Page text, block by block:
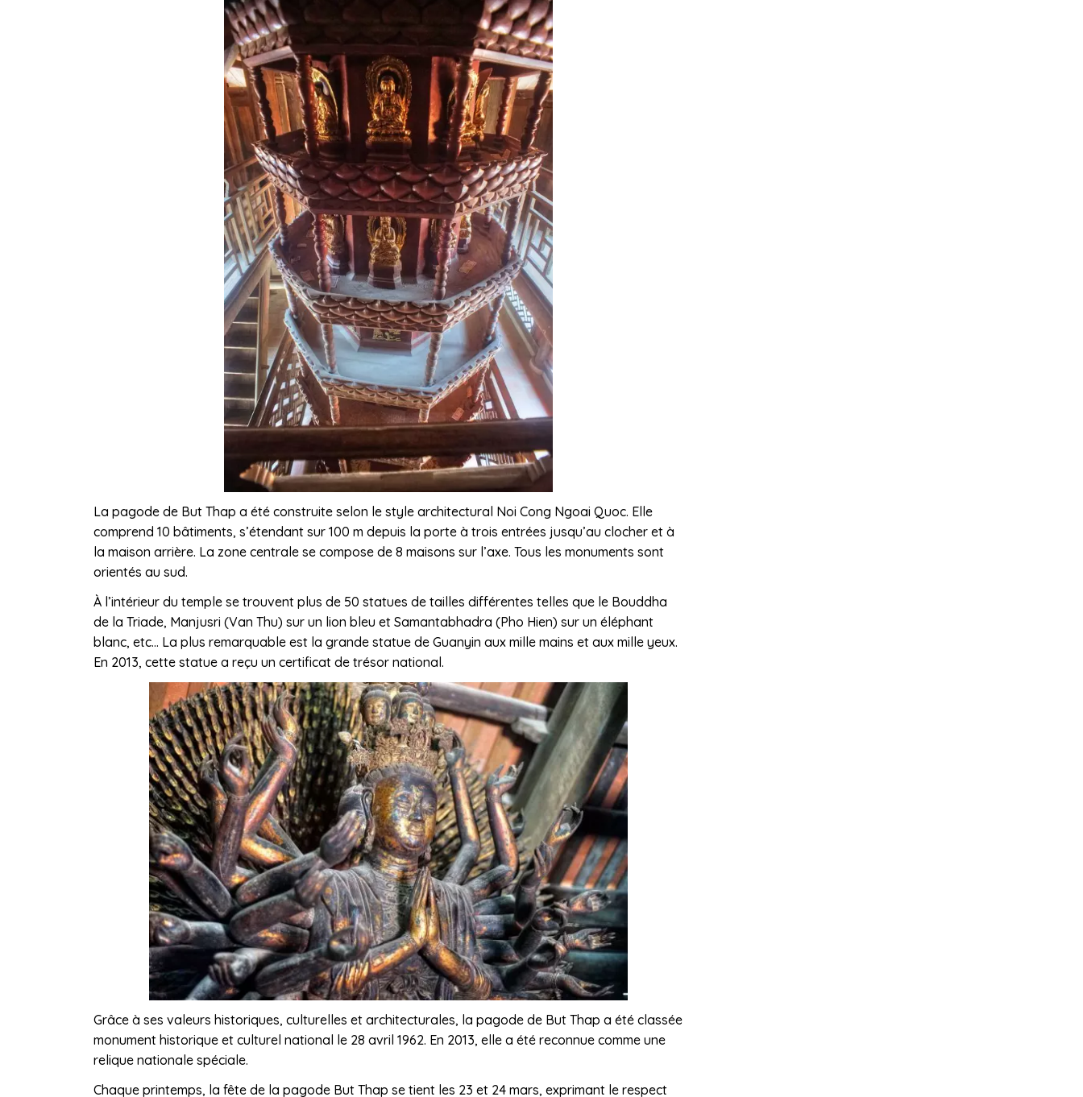
La pagode de But Thap a été construite selon le style architectural Noi Cong Ngoai Quoc. Elle
comprend 10 bâtiments, s’étendant sur 100 m depuis la porte à trois entrées jusqu’au clocher et à
la maison arrière. La zone centrale se compose de 8 maisons sur l’axe. Tous les monuments sont
orientés au sud.
À l’intérieur du temple se trouvent plus de 50 statues de tailles différentes telles que le Bouddha
de la Triade, Manjusri (Van Thu) sur un lion bleu et Samantabhadra (Pho Hien) sur un éléphant
blanc, etc… La plus remarquable est la grande statue de Guanyin aux mille mains et aux mille yeux.
En 2013, cette statue a reçu un certificat de trésor national.
Grâce à ses valeurs historiques, culturelles et architecturales, la pagode de But Thap a été classée
monument historique et culturel national le 28 avril 1962. En 2013, elle a été reconnue comme une
relique nationale spéciale.
Chaque printemps, la fête de la pagode But Thap se tient les 23 et 24 mars, exprimant le respect